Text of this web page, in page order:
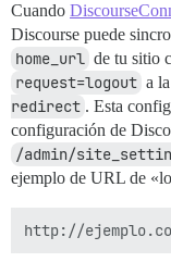
Cuando
Discourse puede
home_url de tu sitio
request=logout a
redirect . Esta
configuración de
/admin/
ejemplo de URL de